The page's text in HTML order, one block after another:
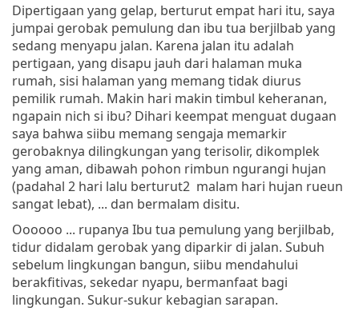
Dipertigaan yang gelap, berturut empat hari itu, saya
jumpai gerobak pemulung dan ibu tua berjilbab yang
sedang menyapu jalan. Karena jalan itu adalah
pertigaan, yang disapu jauh dari halaman muka
rumah, sisi halaman yang memang tidak diurus
pemilik rumah. Makin hari makin timbul keheranan,
ngapain nich si ibu? Dihari keempat menguat dugaan
saya bahwa siibu memang sengaja memarkir
gerobaknya dilingkungan yang terisolir, dikomplek
yang aman, dibawah pohon rimbun ngurangi hujan
(padahal 2 hari lalu berturut2 malam hari hujan rueun
sangat lebat), ... dan bermalam disitu.
Oooooo ... rupanya Ibu tua pemulung yang berjilbab,
tidur didalam gerobak yang diparkir di jalan. Subuh
sebelum lingkungan bangun, siibu mendahului
berakfitivas, sekedar nyapu, bermanfaat bagi
lingkungan. Sukur-sukur kebagian sarapan.